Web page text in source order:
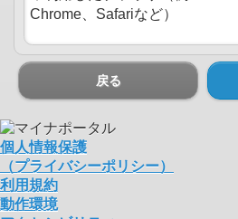
戻る
個人情報保護
（プライバシーポリシー）
利用規約
動作環境